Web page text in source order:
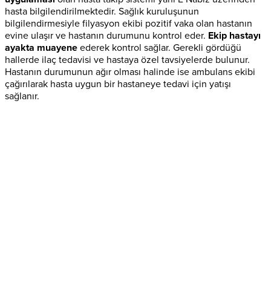
hasta bilgilendirilmektedir. Sağlık kuruluşunun
bilgilendirmesiyle filyasyon ekibi pozitif vaka olan hastanın
evine ulaşır ve hastanın durumunu kontrol eder. Ekip hastayı
ayakta muayene ederek kontrol sağlar. Gerekli gördüğü
hallerde ilaç tedavisi ve hastaya özel tavsiyelerde bulunur.
Hastanın durumunun ağır olması halinde ise ambulans ekibi
çağırılarak hasta uygun bir hastaneye tedavi için yatışı
sağlanır.